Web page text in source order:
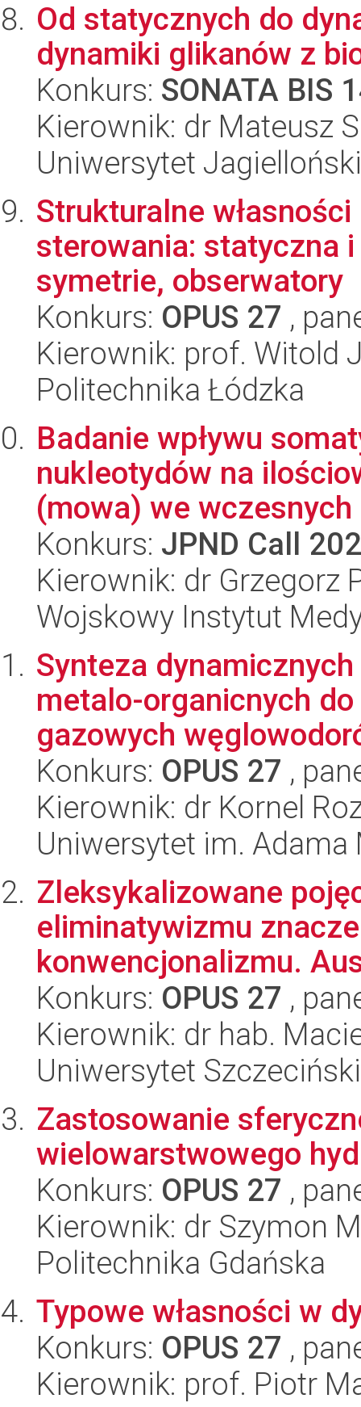
Od statycznych do
dynamiki glikanów z
Konkurs: SONATA BIS
Kierownik: dr Mateusz
Uniwersytet Jagielloński
Strukturalne
sterowania: statyczna
symetrie, obserwatory
Konkurs: OPUS 27 ,
Kierownik: prof. Witold
Politechnika Łódzka
Badanie wpływu
nukleotydów na
(mowa) we
Konkurs: JPND Call
Kierownik: dr Grzegorz
Wojskowy Instytut
Synteza
metalo-organicnych
gazowych
Konkurs: OPUS 27 ,
Kierownik: dr Kornel
Uniwersytet im.
Zleksykalizowane
eliminatywizmu
konwencjonalizmu.
Konkurs: OPUS 27 ,
Kierownik: dr hab.
Uniwersytet Szczeciński
Zastosowanie
wielowarstwowego
Konkurs: OPUS 27 ,
Kierownik: dr Szymon
Politechnika Gdańska
Typowe własności w
Konkurs: OPUS 27 ,
Kierownik: prof. Piotr